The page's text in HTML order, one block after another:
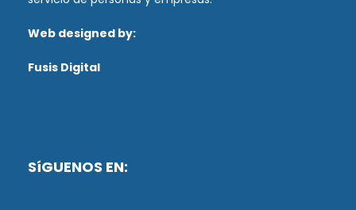
Web designed by:
Fusis Digital
SíGUENOS EN: